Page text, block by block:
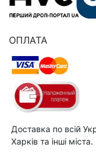
ОПЛАТА
Доставка по всій
Харків та інші міста.